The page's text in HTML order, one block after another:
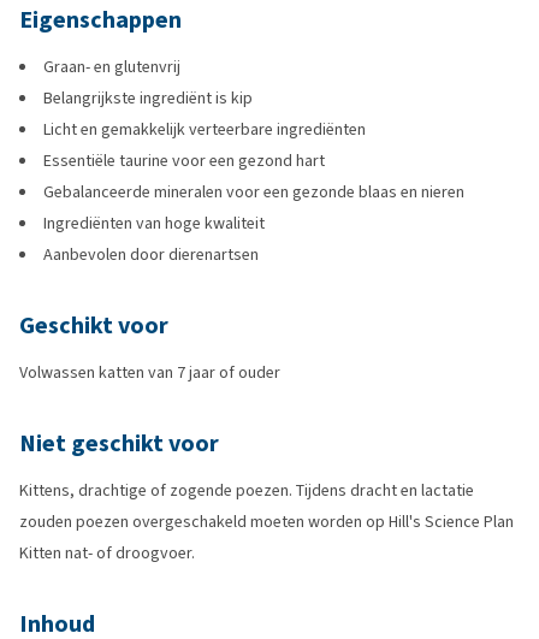
Eigenschappen
Graan- en glutenvrij
Belangrijkste ingrediënt is kip
Licht en gemakkelijk verteerbare ingrediënten
Essentiële taurine voor een gezond hart
Gebalanceerde mineralen voor een gezonde blaas en nieren
Ingrediënten van hoge kwaliteit
Aanbevolen door dierenartsen
Geschikt voor
Volwassen katten van 7 jaar of ouder
Niet geschikt voor
Kittens, drachtige of zogende poezen. Tijdens dracht en lactatie
zouden poezen overgeschakeld moeten worden op Hill's Science Plan
Kitten nat- of droogvoer.
Inhoud